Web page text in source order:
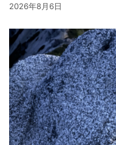
2026年8月6日